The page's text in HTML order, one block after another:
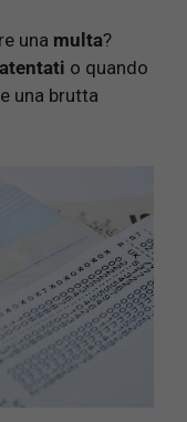
una multa?
o quando
una brutta